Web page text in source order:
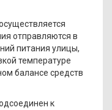
отправляются в
питания улицы,
температуре
балансе средств
к